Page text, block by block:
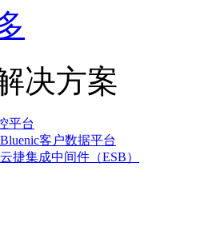
决方案
平台
客户数据平台
捷集成中间件（ESB）